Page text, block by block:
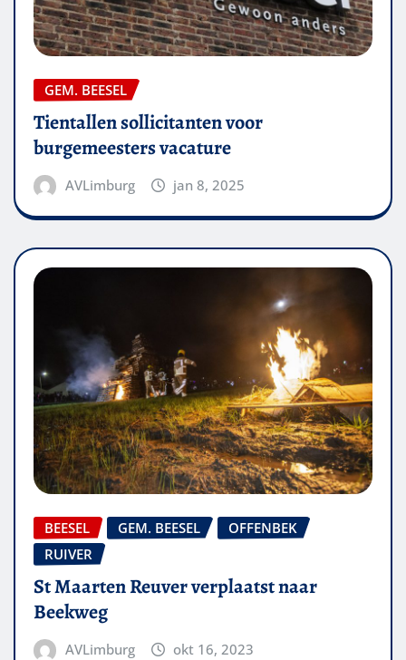
GEM. BEESEL
Tientallen sollicitanten voor
burgemeesters vacature
AVLimburg jan 8, 2025
BEESEL GEM. BEESEL
OFFENBEK
RUIVER
St Maarten Reuver verplaatst naar
Beekweg
AVLimburg okt 16, 2023